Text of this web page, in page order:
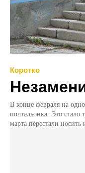
Коротко
В конце февраля на
почтальонка. Это стало
марта перестали носить